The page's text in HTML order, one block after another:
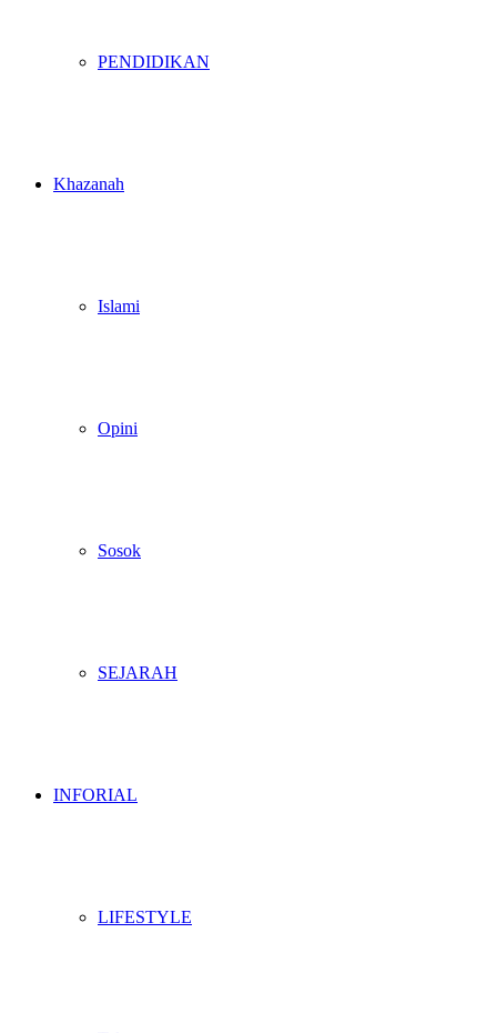
PENDIDIKAN
Khazanah
Islami
Opini
Sosok
SEJARAH
INFORIAL
LIFESTYLE